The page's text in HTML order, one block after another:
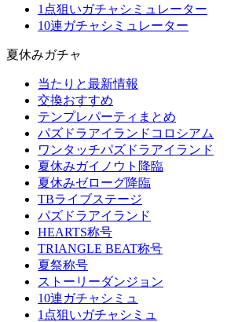
1点狙いガチャシミュレーター
10連ガチャシミュレーター
夏休みガチャ
当たりと最新情報
交換おすすめ
テンプレパーティまとめ
パズドラアイランドコロシアム
ワンタッチパズドラアイランド
夏休みガイノウト降臨
夏休みゼローグ降臨
TBライブステージ
パズドラアイランド
HEARTS称号
TRIANGLE BEAT称号
夏祭称号
ストーリーダンジョン
10連ガチャシミュ
1点狙いガチャシミュ